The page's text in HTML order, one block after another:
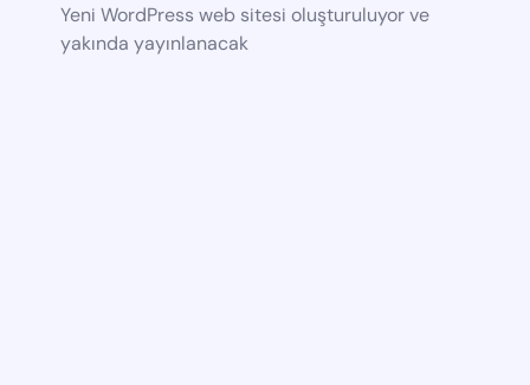
Yeni WordPress web sitesi oluşturuluyor ve
yakında yayınlanacak